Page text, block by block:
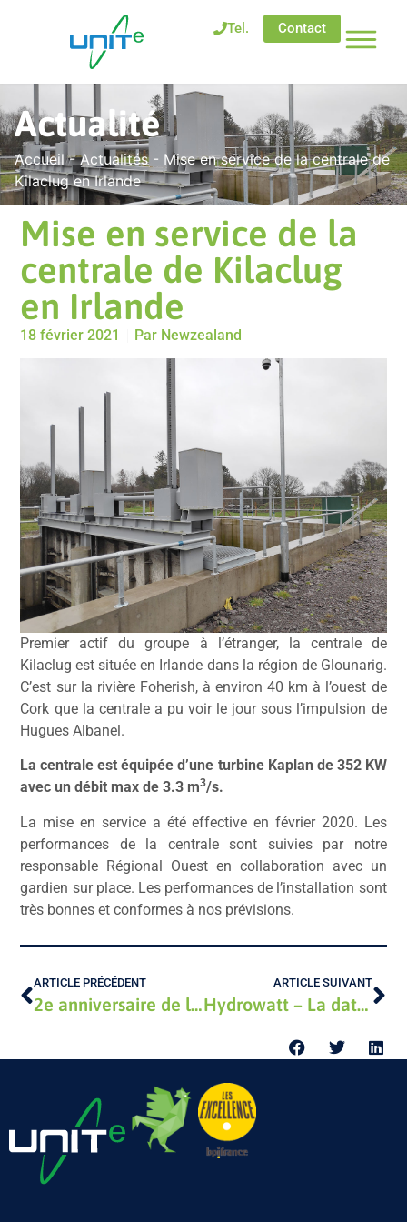
Tel. Contact
Actualité
Accueil-Actualités- Mise en service de la centrale de
Kilaclug en Irlande
Mise en service de la
centrale de Kilaclug
en Irlande
18 février 2021 Par Newzealand
Premier actif du groupe à l’étranger, la centrale de
Kilaclug est située en Irlande dans la région de Glounarig.
C’est sur la rivière Foherish, à environ 40 km à l’ouest de
Cork que la centrale a pu voir le jour sous l’impulsion de
Hugues Albanel.
La centrale est équipée d’une turbine Kaplan de 352 KW
avec un débit max de 3.3 m3/s.
La mise en service a été effective en février 2020. Les
performances de la centrale sont suivies par notre
responsable Régional Ouest en collaboration avec un
gardien sur place. Les performances de l’installation sont
très bonnes et conformes à nos prévisions.
ARTICLE PRÉCÉDENT
2e anniversaire de la Meije
ARTICLE SUIVANT
Hydrowatt – La data comme aide à la décision